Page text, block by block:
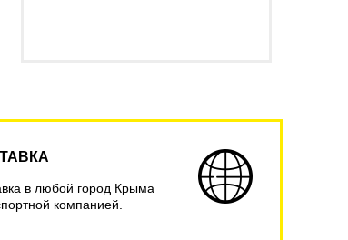
в любой город Крыма
компанией.